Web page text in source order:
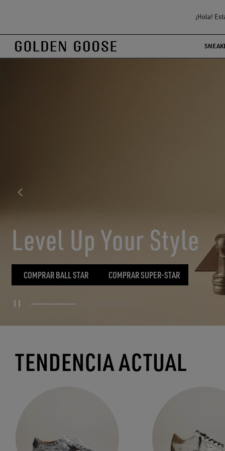
¡Hola!
ICONOS PARA
DESCUBRIR MÁS
TENDENCIA ACTUAL